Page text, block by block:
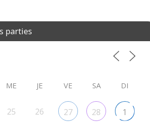
parties
ME JE VE SA DI
25 26 27 28 1